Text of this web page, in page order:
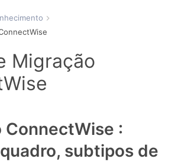
Migração
ConnectWise :
subtipos de